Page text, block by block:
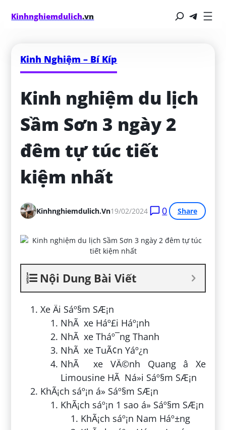
Kinhnghiemdulich.vn
Kinh Nghiệm – Bí Kíp
Kinh nghiệm du lịch
Sầm Sơn 3 ngày 2
đêm tự túc tiết
kiệm nhất
Kinhnghiemdulich.vn19/02/2024 0 Share
Nội Dung Bài Viết
Xe Äi Sáº§m SÆ¡n
NhÃ xe Háº£i Háº¡nh
NhÃ xe Tháº¯ng Thanh
NhÃ xe TuÃ¢n Yáº¿n
NhÃ xe VÄ©nh Quang â Xe
Limousine HÃ Ná»i Sáº§m SÆ¡n
KhÃ¡ch sáº¡n á» Sáº§m SÆ¡n
KhÃ¡ch sáº¡n 1 sao á» Sáº§m SÆ¡n
KhÃ¡ch sáº¡n Nam Háº±ng